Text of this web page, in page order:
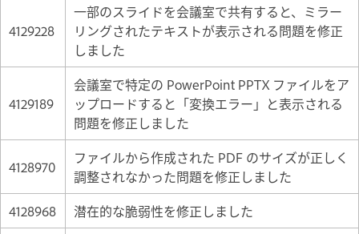
4129228
一部のスライドを会議室で共有すると、ミラー
リングされたテキストが表示される問題を修正
しました
4129189
会議室で特定の PowerPoint PPTX ファイルをア
ップロードすると「変換エラー」と表示される
問題を修正しました
4128970
ファイルから作成された PDF のサイズが正しく
調整されなかった問題を修正しました
4128968
潜在的な脆弱性を修正しました